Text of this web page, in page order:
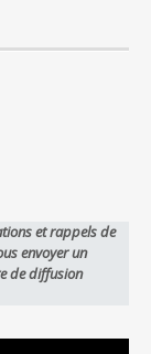
et rappels de
envoyer un
de diffusion